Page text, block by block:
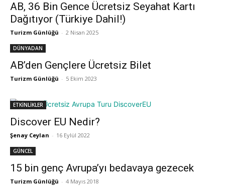
AB, 36 Bin Gence Ücretsiz Seyahat Kartı
Dağıtıyor (Türkiye Dahil!)
Turizm Günlüğü - 2 Nisan 2025
DÜNYADAN
AB’den Gençlere Ücretsiz Bilet
Turizm Günlüğü - 5 Ekim 2023
ETKİNLİKLER
Discover EU Nedir?
Şenay Ceylan - 16 Eylül 2022
GÜNCEL
15 bin genç Avrupa’yı bedavaya gezecek
Turizm Günlüğü - 4 Mayıs 2018